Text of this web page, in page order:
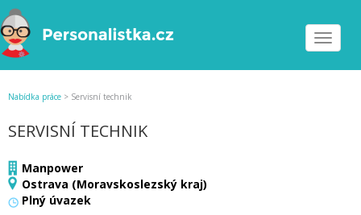
Toggle
Nabídka práce > Servisní technik
SERVISNÍ TECHNIK
Manpower
Ostrava (Moravskoslezský kraj)
Plný úvazek